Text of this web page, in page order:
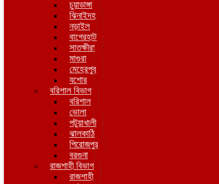
চুয়াডাঙ্গা
ঝিনাইদহ
নড়াইল
বাগেরহাট
সাতক্ষীরা
মাগুরা
মেহেরপুর
যশোর
বরিশাল বিভাগ
বরিশাল
ভোলা
পটুয়াখালী
ঝালকাঠি
পিরোজপুর
বরগুনা
রাজশাহী বিভাগ
রাজশাহী